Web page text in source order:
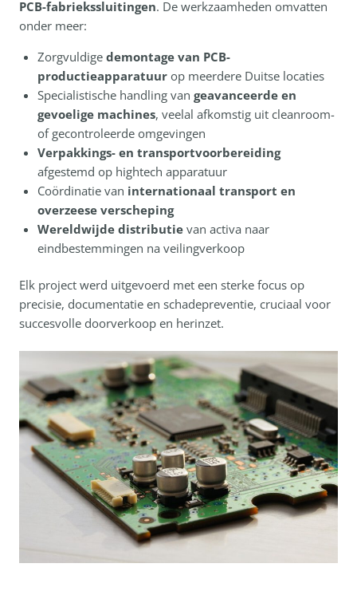
PCB-fabriekssluitingen. De werkzaamheden omvatten
onder meer:
Zorgvuldige demontage van PCB-
productieapparatuurop meerdere Duitse locaties
Specialistische handling van geavanceerde en
gevoelige machines, veelal afkomstig uit cleanroom-
of gecontroleerde omgevingen
Verpakkings- en transportvoorbereiding
afgestemd op hightech apparatuur
Coördinatie van internationaal transport en
overzeese verscheping
Wereldwijde distributievan activa naar
eindbestemmingen na veilingverkoop
Elk project werd uitgevoerd met een sterke focus op
precisie, documentatie en schadepreventie, cruciaal voor
succesvolle doorverkoop en herinzet.